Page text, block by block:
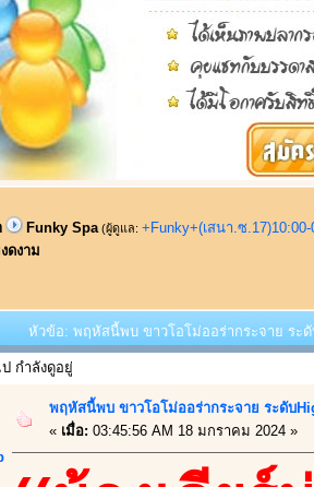
Funky Spa (ผู้ดูแล: +Funky+(เสนา.ซ
ดงาม
หัวข้อ: พฤหัสนี้พบ ขาวโอโม่ออร่ากระจาย ระดั
กำลังดูอยู่
พฤหัสนี้พบ ขาวโอโม่ออร่ากระจาย ระดับ
« เมื่อ: 03:45:56 AM 18 มกราคม 2024 »